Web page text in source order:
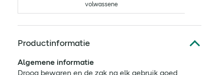
volwassene
Productinformatie
Algemene informatie
Droog bewaren en de zak na elk gebruik goed